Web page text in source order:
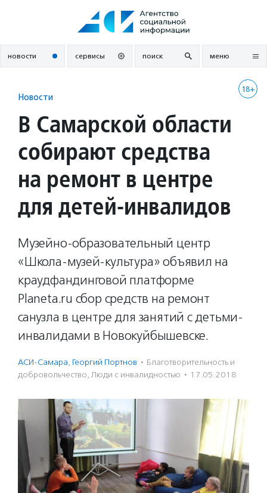
новости сервисы поиск меню
18+
Новости
В Самарской области
собирают средства
на ремонт в центре
для детей-инвалидов
Музейно-образовательный центр
«Школа-музей-культура» объявил на
краудфандинговой платформе
Planeta.ru сбор средств на ремонт
санузла в центре для занятий с детьми-
инвалидами в Новокуйбышевске.
АСИ-Самара, Георгий Портнов · Благотвори­тель­ность и
доброволь­чест­во, Люди с инвалидностью · 17.05.2018